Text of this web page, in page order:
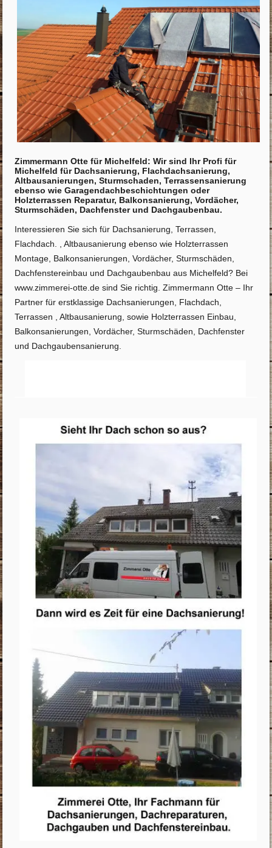
Zimmermann Otte für Michelfeld: Wir sind Ihr Profi für
Michelfeld für Dachsanierung, Flachdachsanierung,
Altbausanierungen, Sturmschaden, Terrassensanierung
ebenso wie Garagendachbeschichtungen oder
Holzterrassen Reparatur, Balkonsanierung, Vordächer,
Sturmschäden, Dachfenster und Dachgaubenbau.
Interessieren Sie sich für Dachsanierung, Terrassen,
Flachdach. , Altbausanierung ebenso wie Holzterrassen
Montage, Balkonsanierungen, Vordächer, Sturmschäden,
Dachfenstereinbau und Dachgaubenbau aus Michelfeld? Bei
www.zimmerei-otte.de sind Sie richtig. Zimmermann Otte – Ihr
Partner für erstklassige Dachsanierungen, Flachdach,
Terrassen , Altbausanierung, sowie Holzterrassen Einbau,
Balkonsanierungen, Vordächer, Sturmschäden, Dachfenster
und Dachgaubensanierung.